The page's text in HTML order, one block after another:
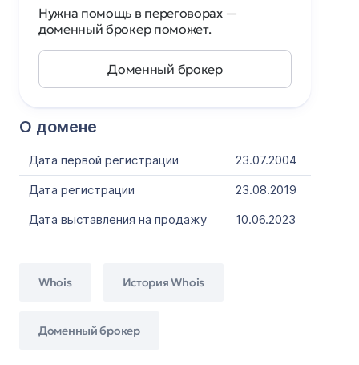
О домене
Дата первой регистрации
23.07.2004
Дата регистрации
23.08.2019
Дата выставления на продажу
10.06.2023
Whois История Whois
Доменный брокер
Нужна помощь в переговорах —
доменный брокер поможет.
Доменный брокер